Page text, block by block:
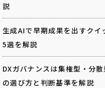
説
生成AIで早期成果を出すク
5選を解説
DXガバナンスは集権型・分
の選び方と判断基準を解説